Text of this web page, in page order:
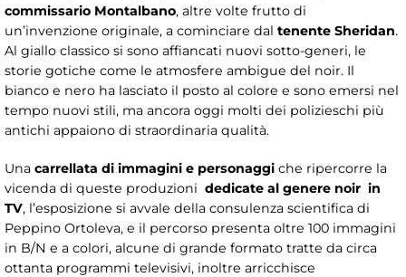
commissario Montalbano, altre volte frutto di
un’invenzione originale, a cominciare dal tenente Sheridan.
Al giallo classico si sono affiancati nuovi sotto-generi, le
storie gotiche come le atmosfere ambigue del noir. Il
bianco e nero ha lasciato il posto al colore e sono emersi nel
tempo nuovi stili, ma ancora oggi molti dei polizieschi più
antichi appaiono di straordinaria qualità.
Una carrellata di immagini e personaggi che ripercorre la
vicenda di queste produzioni dedicate al genere noir in
TV, l’esposizione si avvale della consulenza scientifica di
Peppino Ortoleva, e il percorso presenta oltre 100 immagini
in B/N e a colori, alcune di grande formato tratte da circa
ottanta programmi televisivi, inoltre arricchisce